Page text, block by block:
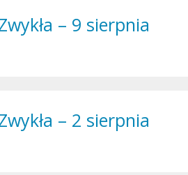
– 9 sierpnia
– 2 sierpnia